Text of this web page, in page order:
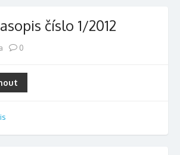
číslo 1/2012
0